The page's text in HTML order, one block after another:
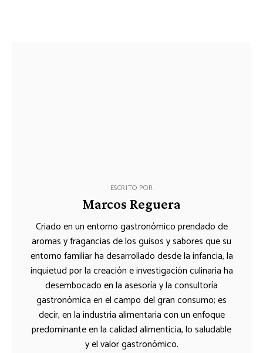
ESCRITO POR
Marcos Reguera
Criado en un entorno gastronómico prendado de
aromas y fragancias de los guisos y sabores que su
entorno familiar ha desarrollado desde la infancia, la
inquietud por la creación e investigación culinaria ha
desembocado en la asesoría y la consultoría
gastronómica en el campo del gran consumo; es
decir, en la industria alimentaria con un enfoque
predominante en la calidad alimenticia, lo saludable
y el valor gastronómico.